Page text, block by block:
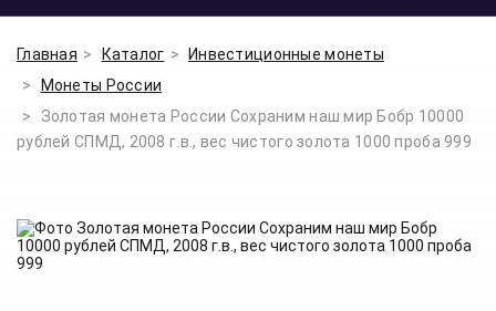
Главная Каталог
Инвестиционные монеты
Монеты России
Золотая монета России Сохраним наш мир Бобр 10000
рублей СПМД, 2008 г.в., вес чистого золота 1000 проба 999